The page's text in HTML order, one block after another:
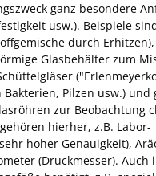
ganz besondere
usw.). Beispiele
durch Erhitzen),
Glasbehälter zum
Pilzen usw.) und
zur Beobachtung
hierher, z.B. Labor-
hoher Genauigkeit),
(Druckmesser). Auch